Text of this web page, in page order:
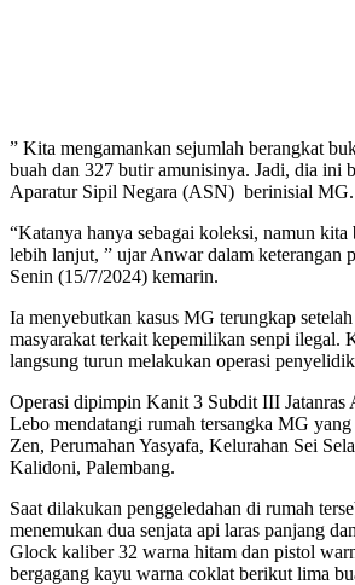
” Kita mengamankan sejumlah berangkat
buah dan 327 butir amunisinya. Jadi, dia ini
Aparatur Sipil Negara (ASN) berinisial MG.
“Katanya hanya sebagai koleksi, namun kita
lebih lanjut, ” ujar Anwar dalam keterangan
Senin (15/7/2024) kemarin.
Ia menyebutkan kasus MG terungkap
masyarakat terkait kepemilikan senpi ilegal.
langsung turun melakukan operasi
Operasi dipimpin Kanit 3 Subdit III Jatanras
Lebo mendatangi rumah tersangka MG
Zen, Perumahan Yasyafa, Kelurahan Sei
Kalidoni, Palembang.
Saat dilakukan penggeledahan di rumah
menemukan dua senjata api laras panjang
Glock kaliber 32 warna hitam dan pistol
bergagang kayu warna coklat berikut lima